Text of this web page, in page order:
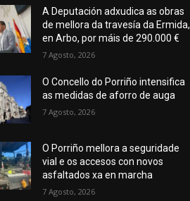
A Deputación adxudica as obras
de mellora da travesía da Ermida,
en Arbo, por máis de 290.000 €
7 Agosto, 2026
O Concello do Porriño intensifica
as medidas de aforro de auga
7 Agosto, 2026
O Porriño mellora a seguridade
vial e os accesos con novos
asfaltados xa en marcha
7 Agosto, 2026